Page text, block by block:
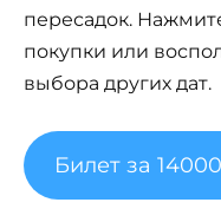
пересадок.
покупки или
выбора других дат.
Билет за